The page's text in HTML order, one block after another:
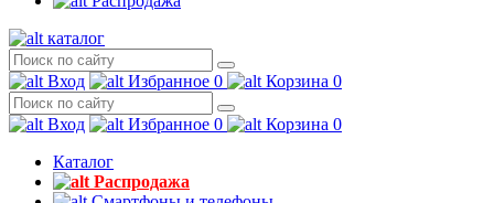
каталог
Вход Избранное 0 Корзина 0
Вход Избранное 0 Корзина 0
Каталог
Распродажа